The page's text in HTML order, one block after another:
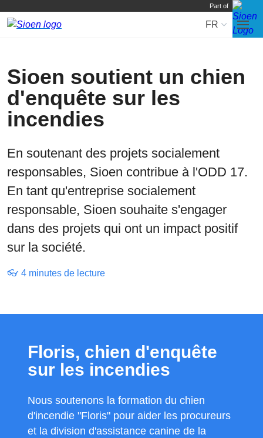
Part of
FR
Sioen soutient un chien
d'enquête sur les
incendies
En soutenant des projets socialement
responsables, Sioen contribue à l'ODD 17.
En tant qu'entreprise socialement
responsable, Sioen souhaite s'engager
dans des projets qui ont un impact positif
sur la société.
👓 4 minutes de lecture
Floris, chien d'enquête
sur les incendies
Nous soutenons la formation du chien
d'incendie "Floris" pour aider les procureurs
et la division d'assistance canine de la